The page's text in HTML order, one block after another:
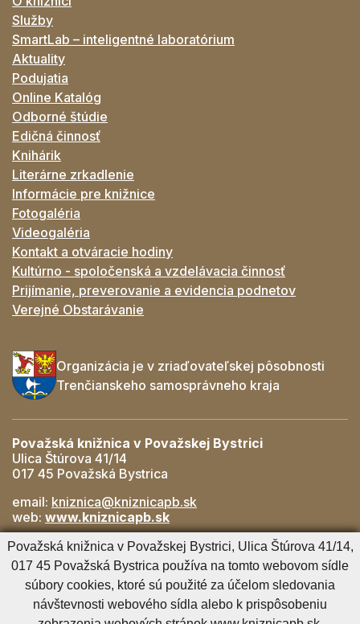
Služby
SmartLab – inteligentné laboratórium
Aktuality
Podujatia
Online Katalóg
Odborné štúdie
Edičná činnosť
Knihárik
Literárne zrkadlenie
Informácie pre knižnice
Fotogaléria
Videogaléria
Kontakt a otváracie hodiny
Kultúrno - spoločenská a vzdelávacia činnosť
Prijímanie, preverovanie a evidencia podnetov
Verejné Obstarávanie
Organizácia je v zriaďovateľskej pôsobnosti
Trenčianskeho samosprávneho kraja
Považská knižnica v Považskej Bystrici
Ulica Štúrova 41/14
017 45 Považská Bystrica
email: kniznica@kniznicapb.sk
web: www.kniznicapb.sk
Pobočky
Rozkvet- 042/432 56 59, rozkvet@kniznicapb.sk
SNP- 0901 918 843, snp@kniznicapb.sk
Považská knižnica v Považskej Bystrici, Ulica Štúrova 41/14,
017 45 Považská Bystrica používa na tomto webovom sídle
súbory cookies, ktoré sú použité za účelom sledovania
návštevnosti webového sídla alebo k prispôsobeniu